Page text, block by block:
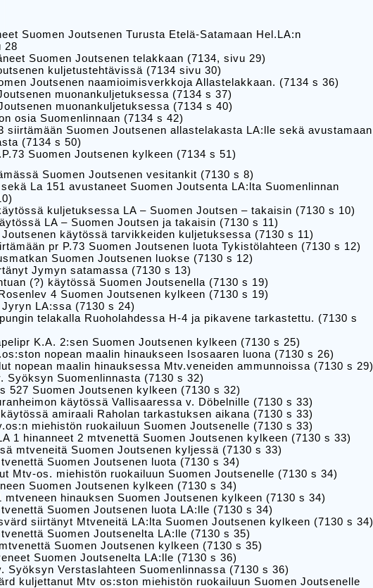
Suomen Joutsenen Turusta Etelä-Satamaan Hel.LA:n
28
Suomen Joutsenen telakkaan (7134, sivu 29)
kuljetustehtävissä (7134 sivu 30)
Joutsenen naamioimisverkkoja Allastelakkaan. (7134 s 36)
muonankuljetuksessa (7134 s 37)
muonankuljetuksessa (7134 s 40)
osia Suomenlinnaan (7134 s 42)
siirtämään Suomen Joutsenen allastelakasta LA:lle sekä avustamaan
(7134 s 50)
Suomen Joutsenen kylkeen (7134 s 51)
Suomen Joutsenen vesitankit (7130 s 8)
La 151 avustaneet Suomen Joutsenta LA:lta Suomenlinnan
kuljetuksessa LA – Suomen Joutsen – takaisin (7130 s 10)
LA – Suomen Joutsen ja takaisin (7130 s 11)
käytössä tarvikkeiden kuljetuksessa (7130 s 11)
pr P.73 Suomen Joutsenen luota Tykistölahteen (7130 s 12)
Suomen Joutsenen luokse (7130 s 12)
Jymyn satamassa (7130 s 13)
(?) käytössä Suomen Joutsenella (7130 s 19)
4 Suomen Joutsenen kylkeen (7130 s 19)
LA:ssa (7130 s 24)
telakalla Ruoholahdessa H-4 ja pikavene tarkastettu. (7130 s
K.A. 2:sen Suomen Joutsenen kylkeen (7130 s 25)
nopean maalin hinaukseen Isosaaren luona (7130 s 26)
nopean maalin hinauksessa Mtv.veneiden ammunnoissa (7130 s 29)
Syöksyn Suomenlinnasta (7130 s 32)
527 Suomen Joutsenen kylkeen (7130 s 32)
käytössä Vallisaaressa v. Döbelnille (7130 s 33)
amiraali Raholan tarkastuksen aikana (7130 s 33)
miehistön ruokailuun Suomen Joutsenelle (7130 s 33)
1 hinanneet 2 mtvenettä Suomen Joutsenen kylkeen (7130 s 33)
mtveneitä Suomen Joutsenen kyljessä (7130 s 33)
Suomen Joutsenen luota (7130 s 34)
Mtv-os. miehistön ruokailuun Suomen Joutsenelle (7130 s 34)
Suomen Joutsenen kylkeen (7130 s 34)
hinauksen Suomen Joutsenen kylkeen (7130 s 34)
Suomen Joutsenen luota LA:lle (7130 s 34)
siirtänyt Mtveneitä LA:lta Suomen Joutsenen kylkeen (7130 s 34)
Suomen Joutsenelta LA:lle (7130 s 35)
Suomen Joutsenen kylkeen (7130 s 35)
Suomen Joutsenelta LA:lle (7130 s 36)
Syöksyn Verstaslahteen Suomenlinnassa (7130 s 36)
kuljettanut Mtv os:ston miehistön ruokailuun Suomen Joutsenelle